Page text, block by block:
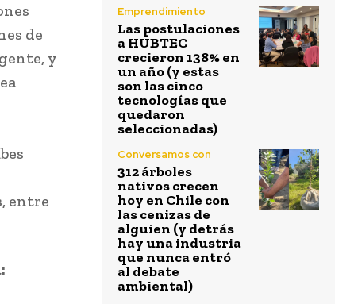
de
y
entre
Emprendimiento
Las postulaciones
a HUBTEC
crecieron 138% en
un año (y estas
son las cinco
tecnologías que
quedaron
seleccionadas)
Conversamos con
312 árboles
nativos crecen
hoy en Chile con
las cenizas de
alguien (y detrás
hay una industria
que nunca entró
al debate
ambiental)